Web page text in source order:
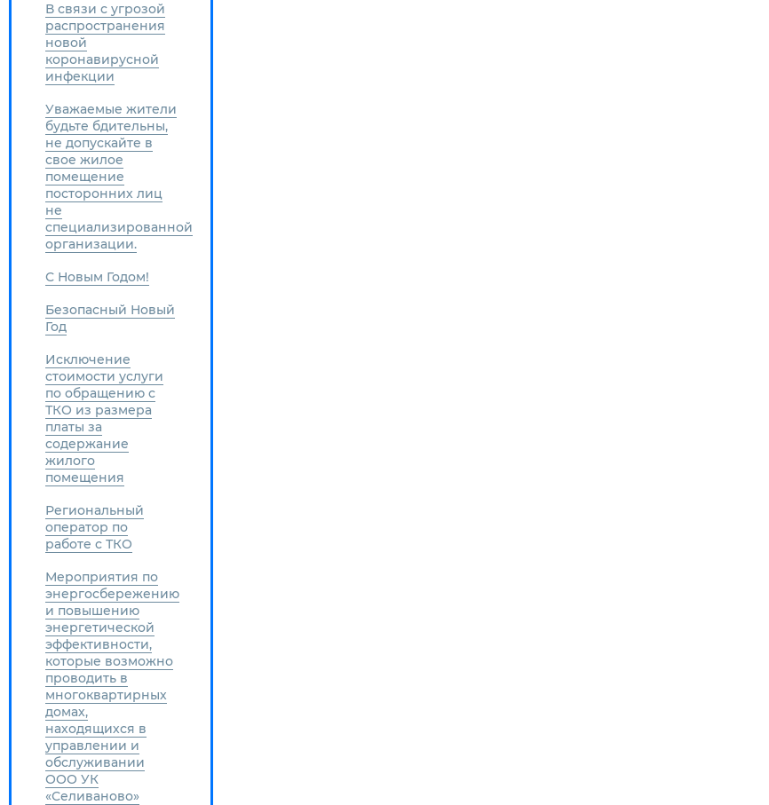
В связи с угрозой
распространения
новой
коронавирусной
инфекции
Уважаемые жители
будьте бдительны,
не допускайте в
свое жилое
помещение
посторонних лиц
не
специализированной
организации.
С Новым Годом!
Безопасный Новый
Год
Исключение
стоимости услуги
по обращению с
ТКО из размера
платы за
содержание
жилого
помещения
Региональный
оператор по
работе с ТКО
Мероприятия по
энергосбережению
и повышению
энергетической
эффективности,
которые возможно
проводить в
многоквартирных
домах,
находящихся в
управлении и
обслуживании
ООО УК
«Селиваново»